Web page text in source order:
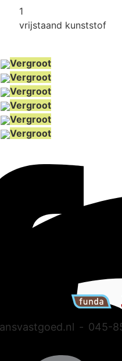
1
vrijstaand kunststof
Vergroot
Vergroot
Vergroot
Vergroot
Vergroot
Vergroot
- 045-